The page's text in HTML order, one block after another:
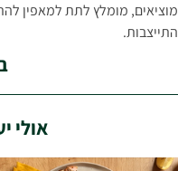
מוציאים, מומלץ לתת למאפין
התייצבות.
אולי